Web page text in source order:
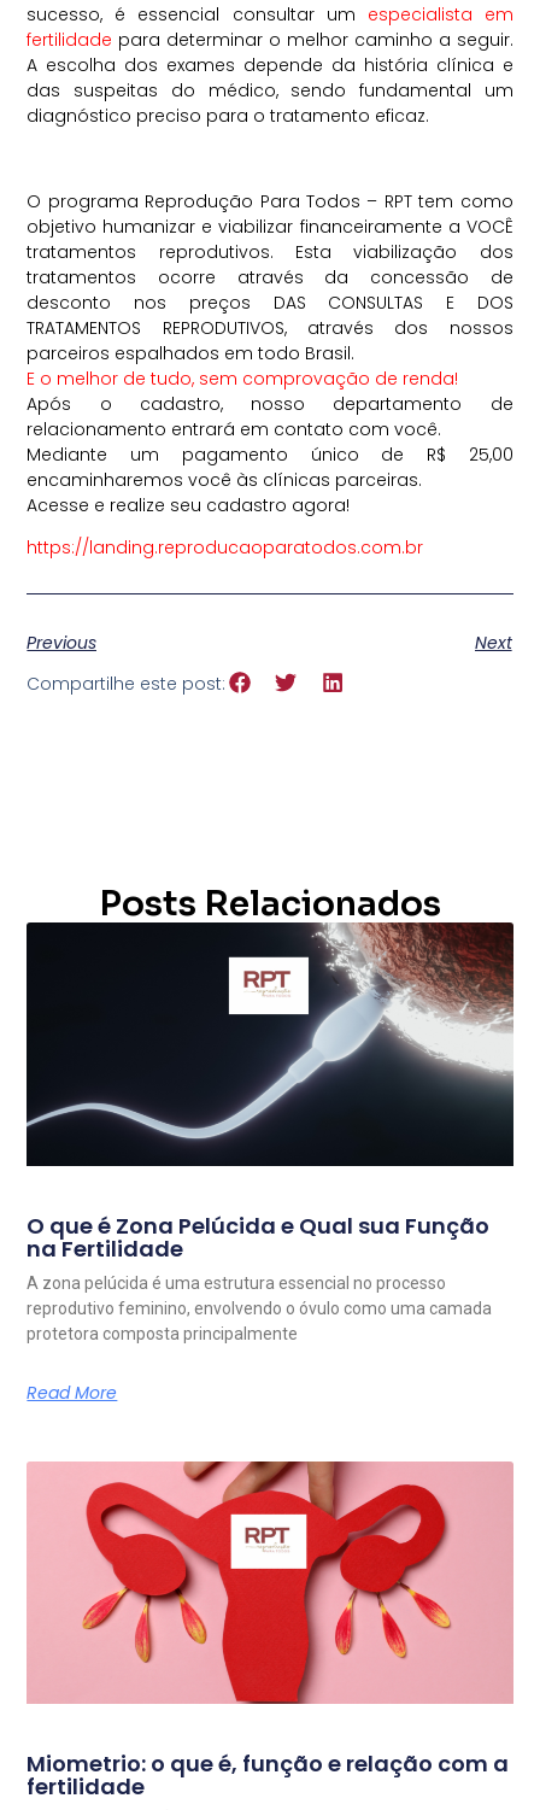
sucesso, é essencial consultar um especialista em
fertilidade para determinar o melhor caminho a seguir.
A escolha dos exames depende da história clínica e
das suspeitas do médico, sendo fundamental um
diagnóstico preciso para o tratamento eficaz.
O programa Reprodução Para Todos – RPT tem como
objetivo humanizar e viabilizar financeiramente a VOCÊ
tratamentos reprodutivos. Esta viabilização dos
tratamentos ocorre através da concessão de
desconto nos preços DAS CONSULTAS E DOS
TRATAMENTOS REPRODUTIVOS, através dos nossos
parceiros espalhados em todo Brasil.
E o melhor de tudo, sem comprovação de renda!
Após o cadastro, nosso departamento de
relacionamento entrará em contato com você.
Mediante um pagamento único de R$ 25,00
encaminharemos você às clínicas parceiras.
Acesse e realize seu cadastro agora!
https://landing.reproducaoparatodos.com.br
Previous
Next
Compartilhe este post:
Posts Relacionados
O que é Zona Pelúcida e Qual sua Função
na Fertilidade
A zona pelúcida é uma estrutura essencial no processo
reprodutivo feminino, envolvendo o óvulo como uma camada
protetora composta principalmente
Read More
Miometrio: o que é, função e relação com a
fertilidade